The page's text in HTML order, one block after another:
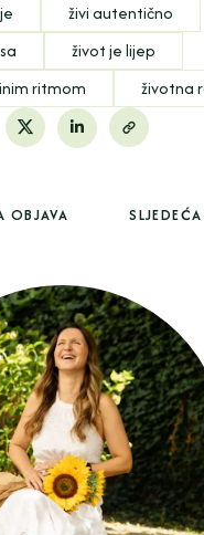
živi autentično
život je lijep
ritmom
životna
OBJAVA